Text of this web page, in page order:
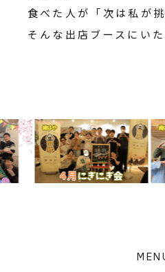
食べた人が「次は私が
そんな出店ブースにいた